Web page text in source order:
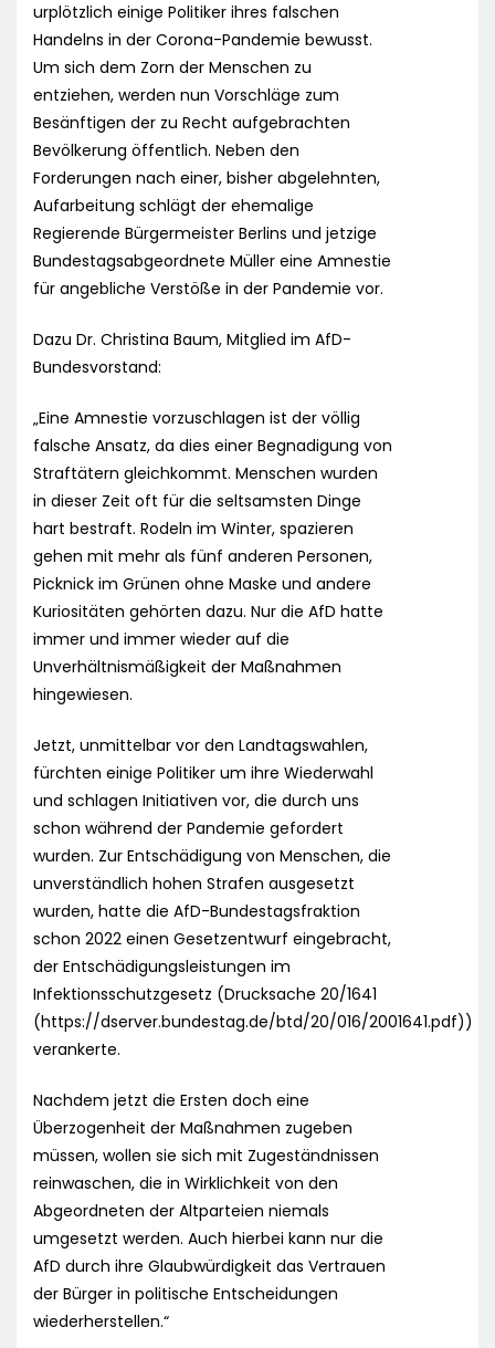
urplötzlich einige Politiker ihres falschen
Handelns in der Corona-Pandemie bewusst.
Um sich dem Zorn der Menschen zu
entziehen, werden nun Vorschläge zum
Besänftigen der zu Recht aufgebrachten
Bevölkerung öffentlich. Neben den
Forderungen nach einer, bisher abgelehnten,
Aufarbeitung schlägt der ehemalige
Regierende Bürgermeister Berlins und jetzige
Bundestagsabgeordnete Müller eine Amnestie
für angebliche Verstöße in der Pandemie vor.
Dazu Dr. Christina Baum, Mitglied im AfD-
Bundesvorstand:
„Eine Amnestie vorzuschlagen ist der völlig
falsche Ansatz, da dies einer Begnadigung von
Straftätern gleichkommt. Menschen wurden
in dieser Zeit oft für die seltsamsten Dinge
hart bestraft. Rodeln im Winter, spazieren
gehen mit mehr als fünf anderen Personen,
Picknick im Grünen ohne Maske und andere
Kuriositäten gehörten dazu. Nur die AfD hatte
immer und immer wieder auf die
Unverhältnismäßigkeit der Maßnahmen
hingewiesen.
Jetzt, unmittelbar vor den Landtagswahlen,
fürchten einige Politiker um ihre Wiederwahl
und schlagen Initiativen vor, die durch uns
schon während der Pandemie gefordert
wurden. Zur Entschädigung von Menschen, die
unverständlich hohen Strafen ausgesetzt
wurden, hatte die AfD-Bundestagsfraktion
schon 2022 einen Gesetzentwurf eingebracht,
der Entschädigungsleistungen im
Infektionsschutzgesetz (Drucksache 20/1641
(https://dserver.bundestag.de/btd/20/016/2001641.pdf))
verankerte.
Nachdem jetzt die Ersten doch eine
Überzogenheit der Maßnahmen zugeben
müssen, wollen sie sich mit Zugeständnissen
reinwaschen, die in Wirklichkeit von den
Abgeordneten der Altparteien niemals
umgesetzt werden. Auch hierbei kann nur die
AfD durch ihre Glaubwürdigkeit das Vertrauen
der Bürger in politische Entscheidungen
wiederherstellen.“